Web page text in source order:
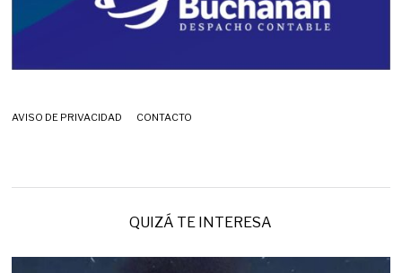
AVISO DE PRIVACIDAD CONTACTO
QUIZÁ TE INTERESA